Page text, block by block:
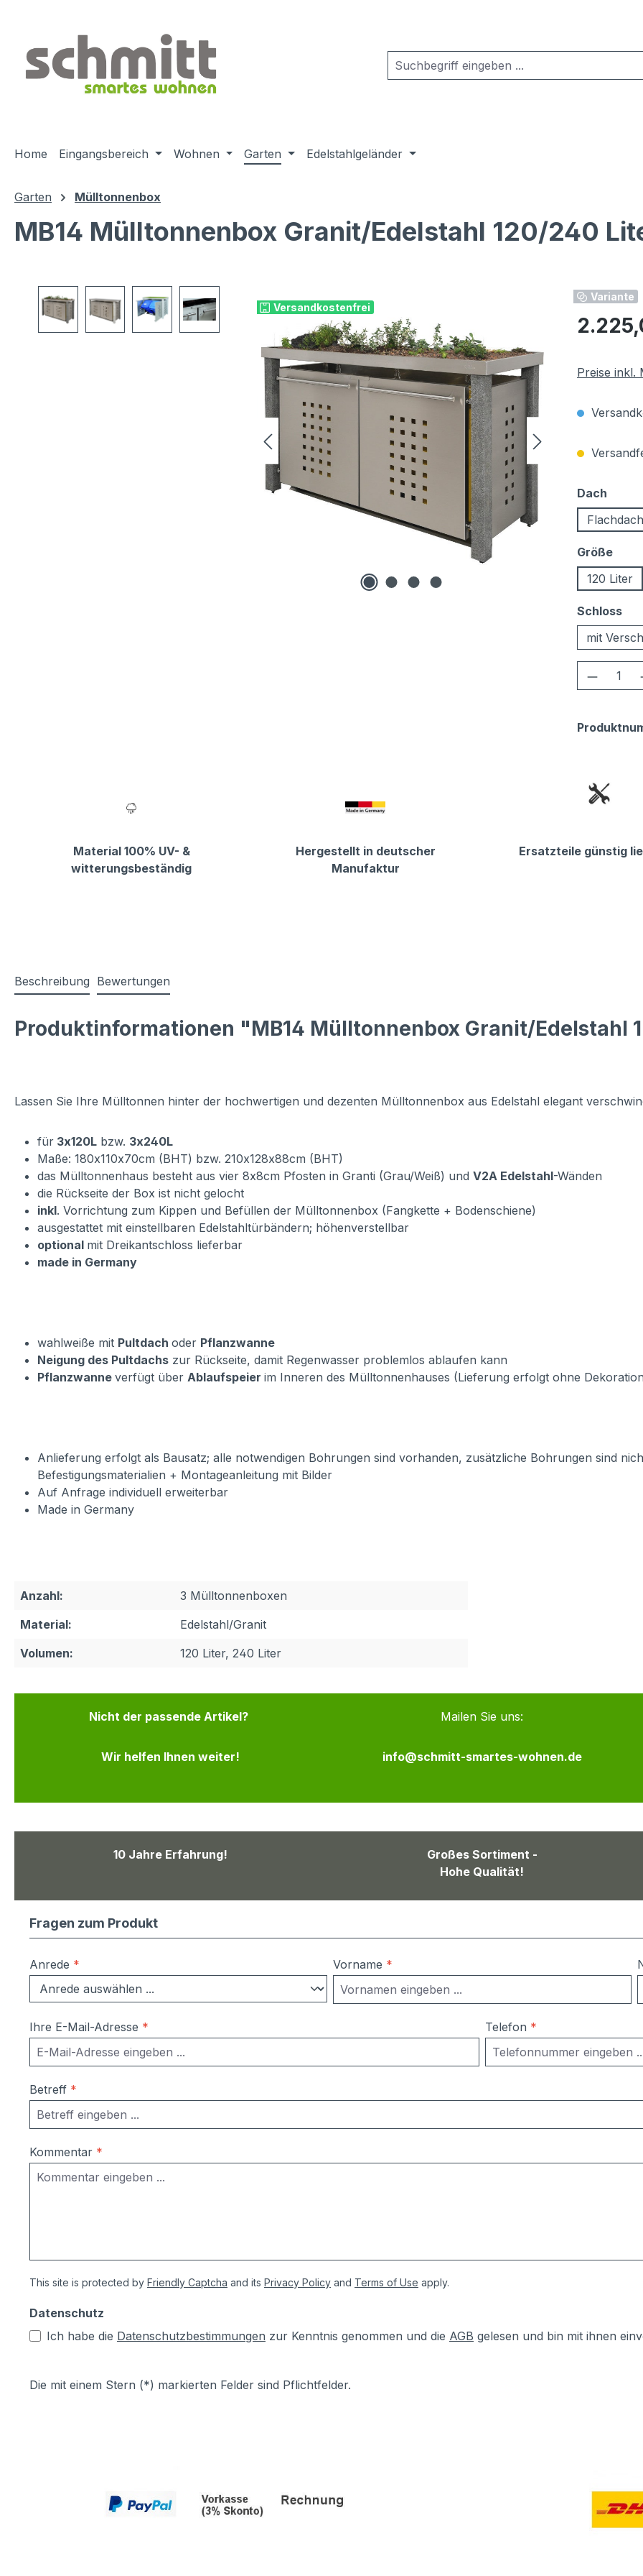
Home Eingangsbereich Wohnen Garten Edelstahlgeländer
Garten Mülltonnenbox
MB14 Mülltonnenbox Granit/Edelstahl 120/240
Versandkostenfrei
Variante
Regulärer
Preise inkl.
Dach
Flachdach
Größe
120 Liter
Schloss
mit
Material 100% UV- &
witterungsbeständig
Hergestellt in deutscher
Manufaktur
Ersatzteile günstig
Beschreibung Bewertungen
Produktinformationen "MB14 Mülltonnenbox Granit/Edelstahl
Lassen Sie Ihre Mülltonnen hinter der hochwertigen und dezenten Mülltonnenbox aus Edelstahl elegant
für 3x120L bzw. 3x240L
Maße: 180x110x70cm (BHT) bzw. 210x128x88cm (BHT)
das Mülltonnenhaus besteht aus vier 8x8cm Pfosten in Granti (Grau/Weiß) und V2A Edelstahl-Wänden
die Rückseite der Box ist nicht gelocht
inkl. Vorrichtung zum Kippen und Befüllen der Mülltonnenbox (Fangkette + Bodenschiene)
ausgestattet mit einstellbaren Edelstahltürbändern; höhenverstellbar
optional mit Dreikantschloss lieferbar
made in Germany
wahlweiße mit Pultdach oder Pflanzwanne
Neigung des Pultdachs zur Rückseite, damit Regenwasser problemlos ablaufen kann
Pflanzwanne verfügt über Ablaufspeier im Inneren des Mülltonnenhauses (Lieferung erfolgt ohne
Anlieferung erfolgt als Bausatz; alle notwendigen Bohrungen sind vorhanden, zusätzliche Bohrungen sind
Befestigungsmaterialien + Montageanleitung mit Bilder
Auf Anfrage individuell erweiterbar
Made in Germany
Anzahl:
3 Mülltonnenboxen
Material:
Edelstahl/Granit
Volumen:
120 Liter, 240 Liter
Nicht der passende Artikel?
Wir helfen Ihnen weiter!
Mailen Sie uns:
info@schmitt-smartes-wohnen.de
10 Jahre Erfahrung!
Großes Sortiment -
Hohe Qualität!
Fragen zum Produkt
Anrede * Vorname *
Ihre E-Mail-Adresse * Telefon *
Betreff *
Kommentar *
This site is protected by Friendly Captcha and its Privacy Policy and Terms of Use apply.
Datenschutz
Ich habe die Datenschutzbestimmungen zur Kenntnis genommen und die AGB gelesen und bin mit ihnen
Die mit einem Stern (*) markierten Felder sind Pflichtfelder.